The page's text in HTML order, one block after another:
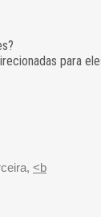
para
<b